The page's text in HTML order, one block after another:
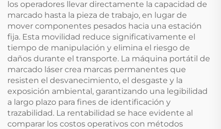
los operadores llevar directamente la capacidad de
marcado hasta la pieza de trabajo, en lugar de
mover componentes pesados hacia una estación
fija. Esta movilidad reduce significativamente el
tiempo de manipulación y elimina el riesgo de
daños durante el transporte. La máquina portátil de
marcado láser crea marcas permanentes que
resisten el desvanecimiento, el desgaste y la
exposición ambiental, garantizando una legibilidad
a largo plazo para fines de identificación y
trazabilidad. La rentabilidad se hace evidente al
comparar los costos operativos con métodos